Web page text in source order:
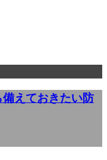
えておきたい防